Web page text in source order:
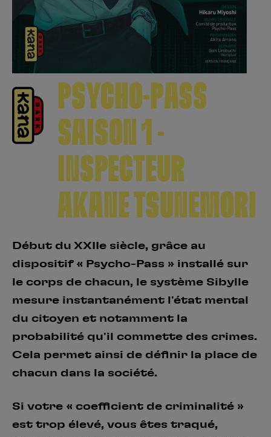
PSYCHO-PASS
SAISON 1 -
INSPECTEUR
AKANE TSUNEMORI
Début du XXIIe siècle, grâce au
dispositif « Psycho-Pass » installé sur
le corps de chacun, le système Sibylle
mesure instantanément l'état mental
du citoyen et notamment la
probabilité qu'il commette des crimes.
Cela permet ainsi de définir la place de
chacun dans la société.
Si votre « coefficient de criminalité »
est trop élevé, vous êtes traqué,
Se connecter S’inscrire
Hunter x Hunter
Fire Force
Black Butler